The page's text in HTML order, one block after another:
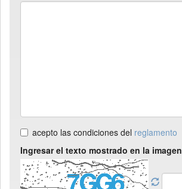
acepto las condiciones del reglamento
Ingresar el texto mostrado en la imagen